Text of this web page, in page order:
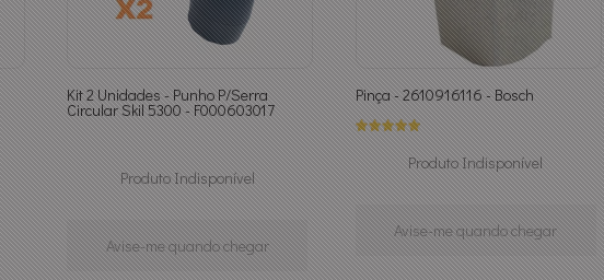
Kit 2 Unidades - Punho P/Serra
Circular Skil 5300 - F000603017
Produto Indisponível
Avise-me quando chegar
Pinça - 2610916116 - Bosch
Produto Indisponível
Avise-me quando chegar